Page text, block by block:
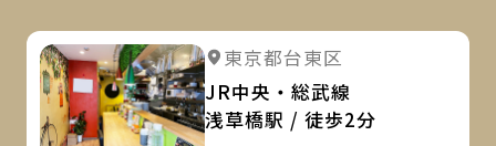
詳細を見る
東京都台東区
JR中央・総武線
浅草橋駅 / 徒歩2分